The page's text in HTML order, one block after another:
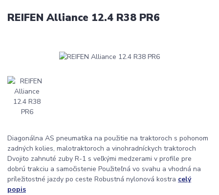
REIFEN Alliance 12.4 R38 PR6
Diagonálna AS pneumatika na použitie na traktoroch s pohonom
zadných kolies, malotraktoroch a vinohradníckych traktoroch
Dvojito zahnuté zuby R-1 s veľkými medzerami v profile pre
dobrú trakciu a samočistenie Použiteľná vo svahu a vhodná na
príležitostné jazdy po ceste Robustná nylonová kostra celý
popis